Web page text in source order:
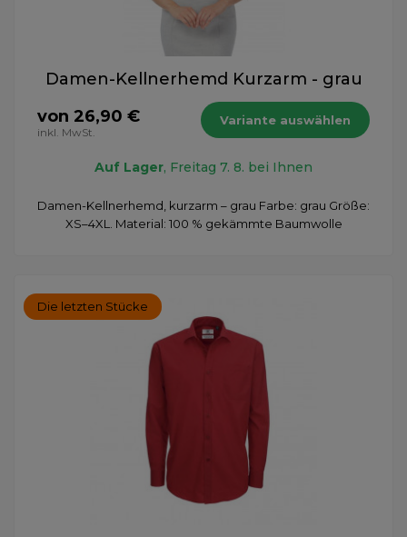
Damen-Kellnerhemd Kurzarm - grau
von 26,90 €
inkl. MwSt.
Variante auswählen
Auf Lager, Freitag 7. 8. bei Ihnen
Damen-Kellnerhemd, kurzarm – grau Farbe: grau Größe:
XS–4XL. Material: 100 % gekämmte Baumwolle
Die letzten Stücke